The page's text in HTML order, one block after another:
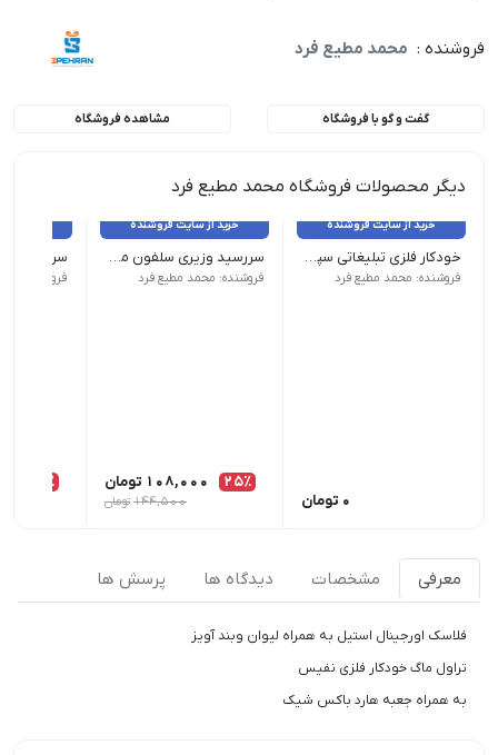
فروشنده : محمد مطیع فرد
گفت و گو با فروشگاه مشاهده فروشگاه
دیگر محصولات فروشگاه محمد مطیع فرد
خرید از سایت فروشنده
خودکار فلزی تبلیغاتی سپهران کد 2555 ابعاد 1 × 1 × 14 سانتی متر رنگ عسلی, قهوه ای, مشکی
فروشنده: محمد مطیع فرد
0 تومان
خرید از سایت فروشنده
سررسید وزیری سلفون مخمل مدل کیانا 1404 سپهران کد 1201
قطع : وزیری| صحافی : لاین تمام اتوماتیک جلد : سلفون
فروشنده: محمد مطیع فرد
25٪ 108,000 تومان
144,500 تومان
قطع : رقعی|
فروشنده:
25٪
معرفی مشخصات دیدگاه ها پرسش ها
فلاسک اورجینال استیل به همراه لیوان وبند آویز
تراول ماگ خودکار فلزی نفیس
به همراه جعبه هارد باکس شیک